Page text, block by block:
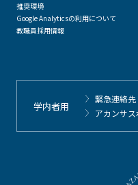
推奨環境
Google Analyticsの利用について
教職員採用情報
学内者用
緊急連絡先
アカンサ